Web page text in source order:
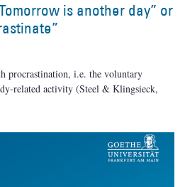
is another day” or
procrastination, i.e. the voluntary
related activity (Steel & Klingsieck,